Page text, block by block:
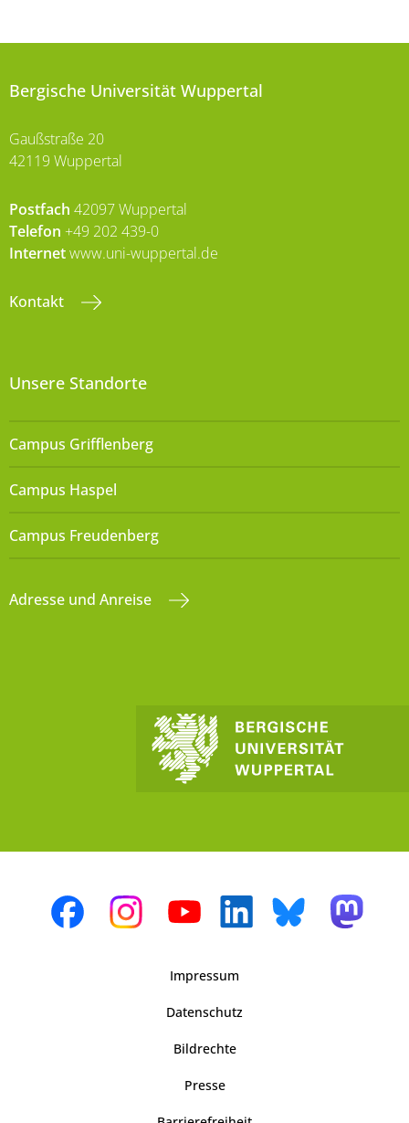
Bergische Universität Wuppertal
Gaußstraße 20
42119 Wuppertal
Postfach 42097 Wuppertal
Telefon +49 202 439-0
Internetwww.uni-wuppertal.de
Kontakt
Unsere Standorte
Campus Grifflenberg
Campus Haspel
Campus Freudenberg
Adresse und Anreise
Impressum
Datenschutz
Bildrechte
Presse